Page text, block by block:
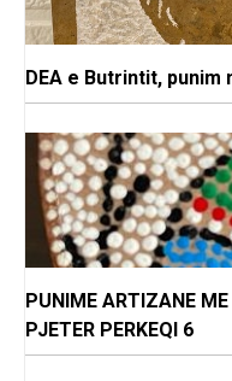
DEA e Butrintit, punim
PUNIME ARTIZANE
PJETER PERKEQI 6